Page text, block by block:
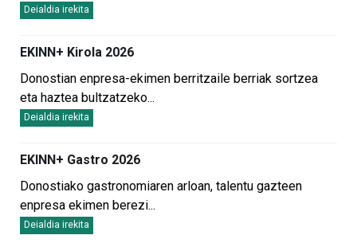
Deialdia irekita
...
EKINN+ Kirola 2026
Deialdia irekita
Donostian enpresa-ekimen berritzaile berriak sortzea
eta haztea bultzatzeko
...
EKINN+ Gastro 2026
Deialdia irekita
Donostiako gastronomiaren arloan, talentu gazteen
enpresa ekimen berezi
...